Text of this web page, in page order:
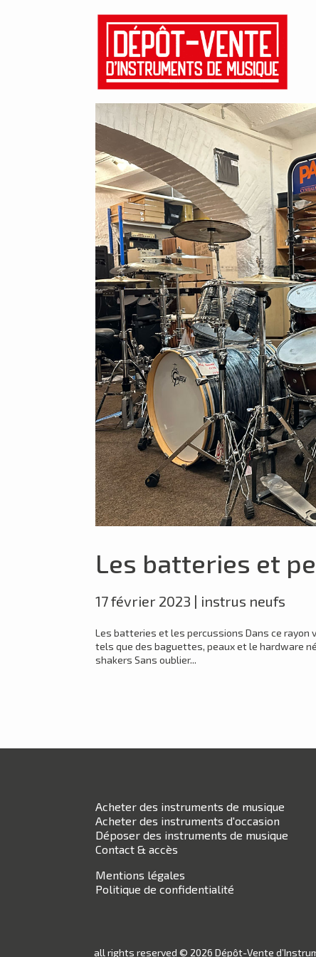
Les batteries et
17 février 2023 | instrus neufs
Les batteries et les percussions Dans ce
tels que des baguettes, peaux et le hardware
shakers Sans oublier...
Acheter des instruments de musique
Acheter des instruments d'occasion
Déposer des instruments de musique
Contact & accès
Mentions légales
Politique de confidentialité
all rights reserved © 2026 Dépôt-Vente